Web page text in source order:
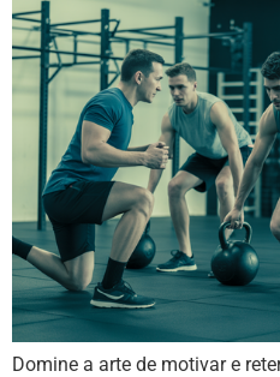
Domine a arte de motivar e